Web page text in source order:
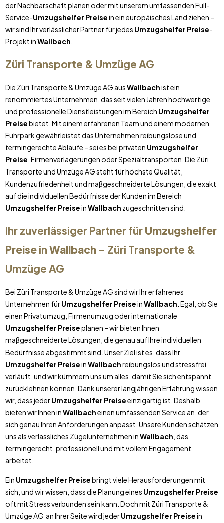
der Nachbarschaft planen oder mit unserem umfassenden Full-
Service-Umzugshelfer Preisein ein europäisches Land ziehen –
wir sind Ihr verlässlicher Partner für jedes Umzugshelfer Preise-
Projekt inWallbach
Züri Transporte & Umzüge AG
Die Züri Transporte & Umzüge AG ausWallbachist ein
renommiertes Unternehmen, das seit vielen Jahren hochwertige
und professionelle Dienstleistungen im Bereich Umzugshelfer
Preisebietet. Mit einem erfahrenen Team und einem modernen
Fuhrpark gewährleistet das Unternehmen reibungslose und
termingerechte Abläufe – sei es bei privaten Umzugshelfer
Preise , Firmenverlagerungen oder Spezialtransporten. Die Züri
Transporte und Umzüge AG steht für höchste Qualität,
Kundenzufriedenheit und maßgeschneiderte Lösungen, die exakt
auf die individuellen Bedürfnisse der Kunden im Bereich
Umzugshelfer PreiseinWallbach zugeschnitten sind.
Ihr zuverlässiger Partner fürUmzugshelfer
PreiseinWallbach– Züri Transporte &
Umzüge AG
Bei Züri Transporte & Umzüge AG sind wir Ihr erfahrenes
Unternehmen fürUmzugshelfer PreiseinWallbach . Egal, ob Sie
einen Privatumzug, Firmenumzug oder internationale
Umzugshelfer Preiseplanen – wir bieten Ihnen
maßgeschneiderte Lösungen, die genau auf Ihre individuellen
Bedürfnisse abgestimmt sind. Unser Ziel ist es, dass Ihr
Umzugshelfer PreiseinWallbachreibungslos und stressfrei
verläuft, und wir kümmern uns um alles, damit Sie sich entspannt
zurücklehnen können. Dank unserer langjährigen Erfahrung wissen
wir, dass jederUmzugshelfer Preiseeinzigartig ist. Deshalb
bieten wir Ihnen inWallbacheinen umfassenden Service an, der
sich genau Ihren Anforderungen anpasst. Unsere Kunden schätzen
uns als verlässliches Zügelunternehmen inWallbach , das
termingerecht, professionell und mit vollem Engagement
arbeitet.
Ein Umzugshelfer Preisebringt viele Herausforderungen mit
sich, und wir wissen, dass die Planung eines Umzugshelfer Preise
oft mit Stress verbunden sein kann. Doch mit Züri Transporte &
Umzüge AG an Ihrer Seite wird jederUmzugshelfer Preisein